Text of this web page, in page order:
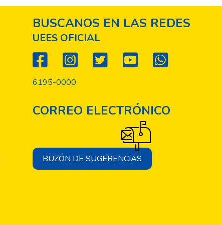
BUSCANOS EN LAS REDES
UEES OFICIAL
6195-0000
CORREO ELECTRÓNICO
BUZÓN DE SUGERENCIAS